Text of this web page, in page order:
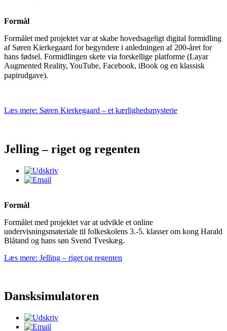
Formål
Formålet med projektet var at skabe hovedsageligt digital formidling
af Søren Kierkegaard for begyndere i anledningen af 200-året for
hans fødsel. Formidlingen skete via forskellige platforme (Layar
Augmented Reality, YouTube, Facebook, iBook og en klassisk
papirudgave).
Læs mere: Søren Kierkegaard – et kærlighedsmysterie
Jelling – riget og regenten
Formål
Formålet med projektet var at udvikle et online
undervisningsmateriale til folkeskolens 3.-5. klasser om kong Harald
Blåtand og hans søn Svend Tveskæg.
Læs mere: Jelling – riget og regenten
Dansksimulatoren